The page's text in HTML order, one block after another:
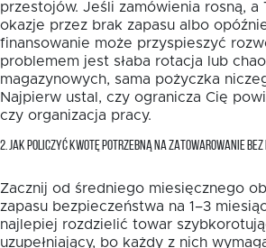
przestojów. Jeśli zamówienia rosną,
okazje przez brak zapasu albo
finansowanie może przyspieszyć
problemem jest słaba rotacja lub
magazynowych, sama pożyczka
Najpierw ustal, czy ogranicza Cię
czy organizacja pracy.
2. JAK POLICZYĆ KWOTĘ POTRZEBNĄ NA ZATOWAROWANIE
Zacznij od średniego miesięcznego
zapasu bezpieczeństwa na 1–3
najlepiej rozdzielić towar
uzupełniający, bo każdy z nich